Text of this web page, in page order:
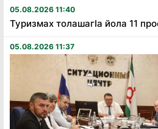
05.08.2026 11:40
Туризмах толашагӏа йола 11
05.08.2026 11:37